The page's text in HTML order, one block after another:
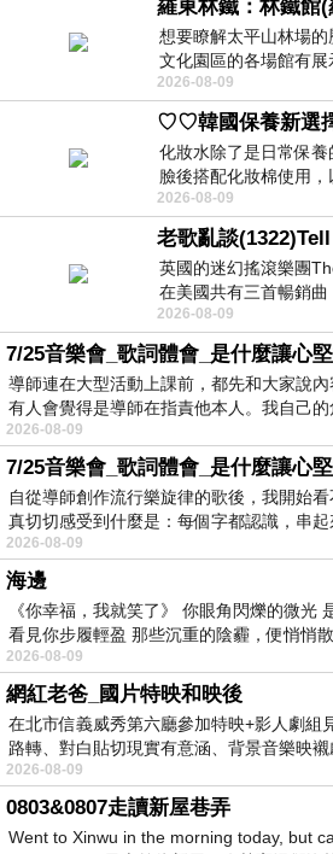
羅東林鐵：林鐵館
想要瞭解太平山林場
文化園區的各場館有
以到林鐵館。 這裡展示
2026-08-09
化妝水除了是日常保
臉後搭配化妝棉使用
我的保養必備品項 不過
2026-08-09
老歌亂談
英國的迷幻搖滾樂團
在美國共有三首暢銷
No》即為其中之一，在
2026-08-09
7/25音樂會_歌詞體會_是什麼讓心堅
導師連在大型活動上課前，都先和大家說
有人會覺得是導師在指責他本人。我自己
2026-08-09
7/25音樂會_歌詞體會_是什麼讓心
自從導師創作流行樂旋律的歌後，我開始
真切切感受到什麼是：每個字都認識，串
2026-08-09
海邊
《你幸福，我就笑了》 你眼角閃爍的微光
看見你步履輕盈 那些沉重的陰霾，便悄悄
2026-08-09
網紅老爸_國片特映和映後
在北市信義威秀第六廳參加特映+影人劇組
路轉、對白貼切現實有意涵、背景音樂映
糊、
2026-08-09
0803&0807走讀新屋巷弄
Went to Xinwu in the morning today, but